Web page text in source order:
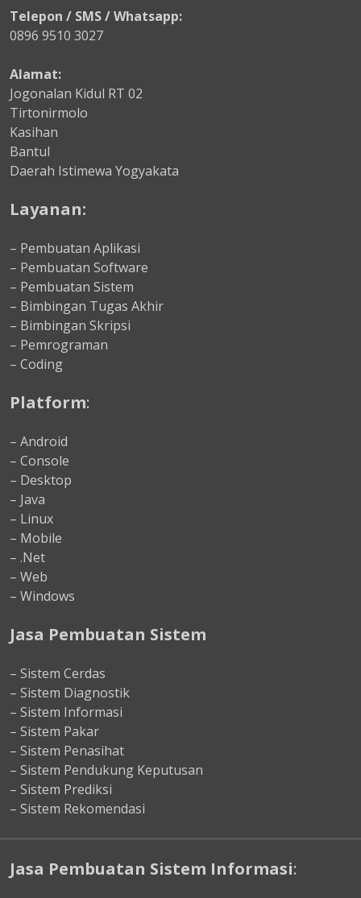
Telepon / SMS / Whatsapp:
0896 9510 3027
Alamat:
Jogonalan Kidul RT 02
Tirtonirmolo
Kasihan
Bantul
Daerah Istimewa Yogyakata
Layanan:
– Pembuatan Aplikasi
– Pembuatan Software
– Pembuatan Sistem
– Bimbingan Tugas Akhir
– Bimbingan Skripsi
– Pemrograman
– Coding
Platform:
– Android
– Console
– Desktop
– Java
– Linux
– Mobile
– .Net
– Web
– Windows
Jasa Pembuatan Sistem
– Sistem Cerdas
– Sistem Diagnostik
– Sistem Informasi
– Sistem Pakar
– Sistem Penasihat
– Sistem Pendukung Keputusan
– Sistem Prediksi
– Sistem Rekomendasi
Jasa Pembuatan Sistem Informasi: